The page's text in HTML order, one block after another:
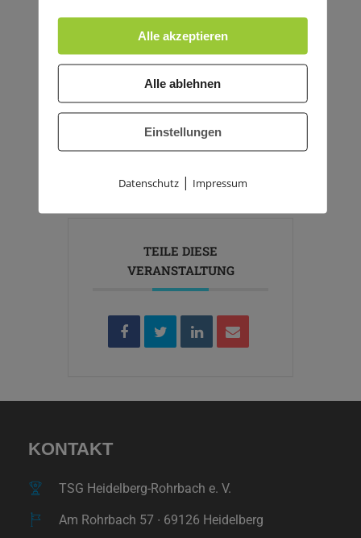
+ iCal / Outlook export
TEILE DIESE
VERANSTALTUNG
KONTAKT
TSG Heidelberg-Rohrbach e. V.
Am Rohrbach 57 ∙ 69126 Heidelberg
Alle akzeptieren
Alle ablehnen
Einstellungen
Datenschutz| Impressum